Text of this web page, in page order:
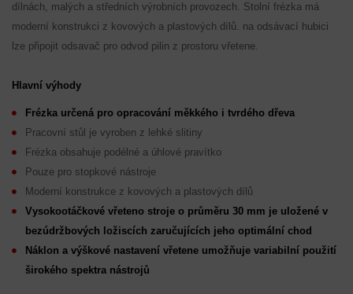
dílnách, malých a středních výrobních provozech. Stolní frézka má
moderní konstrukci z kovových a plastových dílů. na odsávací hubici
lze připojit odsavač pro odvod pilin z prostoru vřetene.
Hlavní výhody
Frézka určená pro opracování měkkého i tvrdého dřeva
Pracovní stůl je vyroben z lehké slitiny
Frézka obsahuje podélné a úhlové pravítko
Pouze pro stopkové nástroje
Moderní konstrukce z kovových a plastových dílů
Vysokootáčkové vřeteno stroje o průměru 30 mm je uložené v
bezúdržbových ložiscích zaručujících jeho optimální chod
Náklon a výškové nastavení vřetene umožňuje variabilní použití
širokého spektra nástrojů